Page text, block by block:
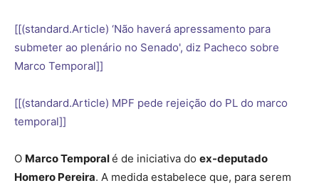
[[(standard.Article) ‘Não haverá apressamento para
submeter ao plenário no Senado', diz Pacheco sobre
Marco Temporal]]
[[(standard.Article) MPF pede rejeição do PL do marco
temporal]]
O Marco Temporalé de iniciativa do ex-deputado
Homero Pereira. A medida estabelece que, para serem